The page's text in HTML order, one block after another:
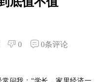
0
0条评论